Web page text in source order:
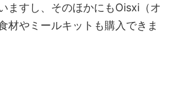
ますし、そのほかにもOisxi（オ
材やミールキットも購入できま